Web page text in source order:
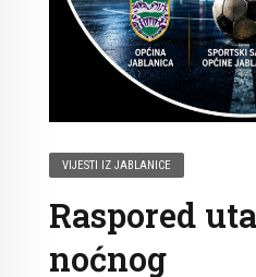
VIJESTI IZ JABLANICE
Raspored
noćnog